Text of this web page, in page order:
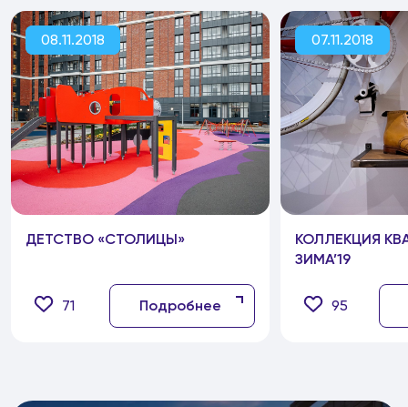
08.11.2018
ДЕТСТВО «СТОЛИЦЫ»
71 Подробнее
07.11.2018
КОЛЛЕКЦИЯ
ЗИМА’19
95